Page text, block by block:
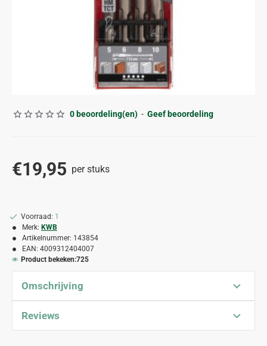
0 beoordeling(en) - Geef beoordeling
€19,95 per stuks
Voorraad: 1
Merk: KWB
Artikelnummer: 143854
EAN: 4009312404007
Product bekeken:725
Omschrijving
Reviews